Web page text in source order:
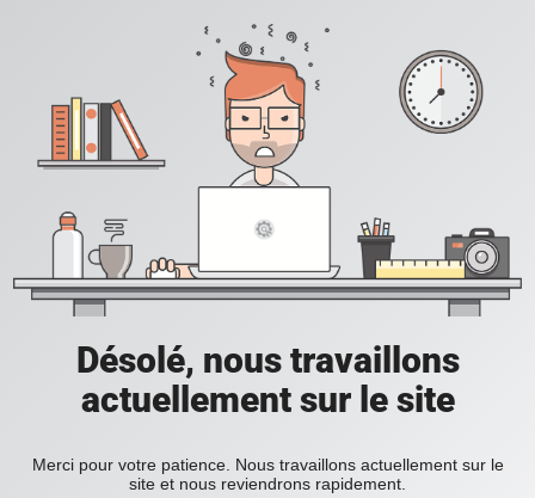
Désolé, nous travaillons
actuellement sur le site
Merci pour votre patience. Nous travaillons actuellement sur le
site et nous reviendrons rapidement.